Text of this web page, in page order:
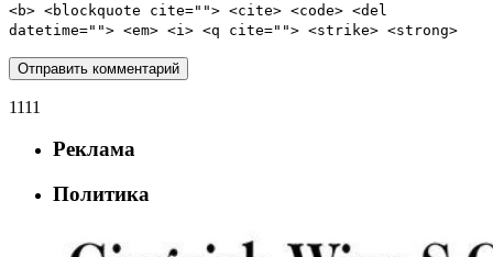
<b> <blockquote cite=""> <cite> <code> <del
datetime=""> <em> <i> <q cite=""> <strike> <strong>
1111
Реклама
Политика